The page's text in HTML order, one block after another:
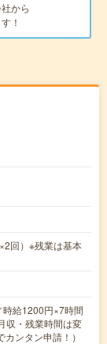
から
！
回）※残業は基本
給1200円×7時間
収・残業時間は変
ンタン申請！）